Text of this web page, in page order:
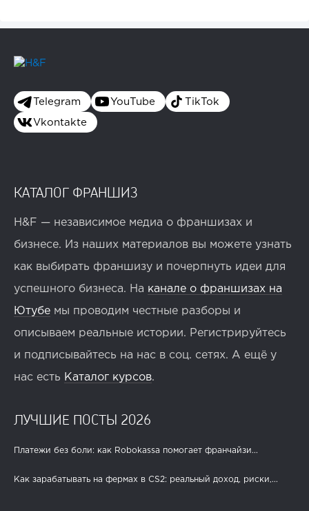
Telegram YouTube TikTok
Vkontakte
КАТАЛОГ ФРАНШИЗ
H&F — независимое медиа о франшизах и
бизнесе. Из наших материалов вы можете узнать
как выбирать франшизу и почерпнуть идеи для
успешного бизнеса. На канале о франшизах на
Ютубе мы проводим честные разборы и
описываем реальные истории. Регистрируйтесь
и подписывайтесь на нас в соц. сетях. А ещё у
нас есть Каталог курсов.
ЛУЧШИЕ ПОСТЫ 2026
Платежи без боли: как Robokassa помогает франчайзи...
Как зарабатывать на фермах в CS2: реальный доход, риски,...